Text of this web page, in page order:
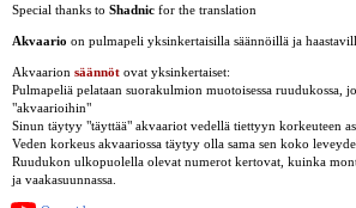
Special thanks to Shadnic for the translation
Akvaario on pulmapeli yksinkertaisilla säännöillä ja
Akvaarion säännöt ovat yksinkertaiset:
Pulmapeliä pelataan suorakulmion muotoisessa ruudukossa,
"akvaarioihin"
Sinun täytyy "täyttää" akvaariot vedellä tiettyyn korkeuteen
Veden korkeus akvaariossa täytyy olla sama sen koko
Ruudukon ulkopuolella olevat numerot kertovat, kuinka
ja vaakasuunnassa.